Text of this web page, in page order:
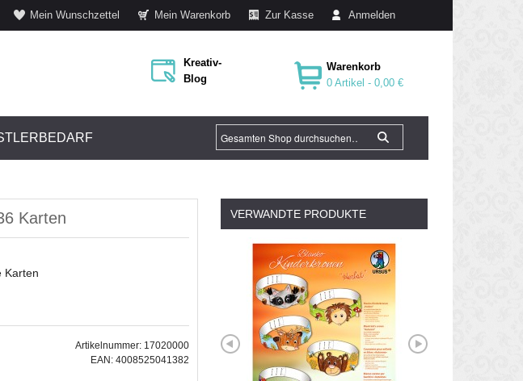
Mein Wunschzettel Mein Warenkorb Zur Kasse Anmelden
Kreativ-
Blog
Warenkorb
0 Artikel -0,00 €
Karten
Karten
Artikelnummer: 17020000
EAN: 4008525041382
VERWANDTE PRODUKTE